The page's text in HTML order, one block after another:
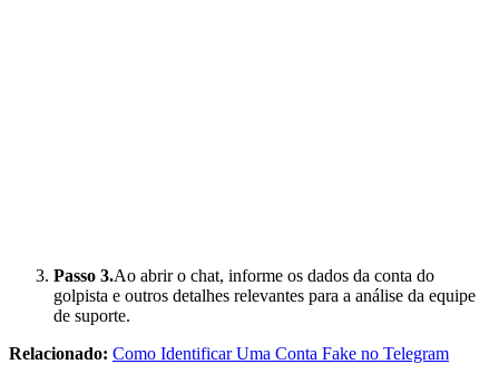
Passo 3.Ao abrir o chat, informe os dados da conta do
golpista e outros detalhes relevantes para a análise da equipe
de suporte.
Relacionado: Como Identificar Uma Conta Fake no Telegram